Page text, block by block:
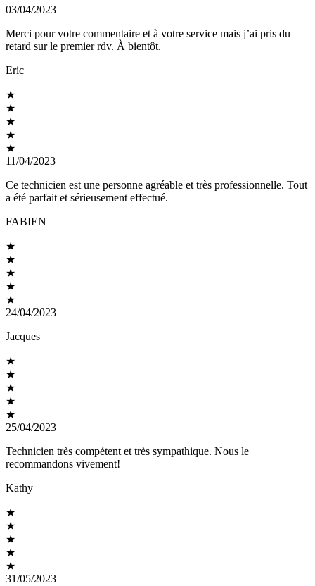
03/04/2023
Merci pour votre commentaire et à votre service mais j’ai pris du
retard sur le premier rdv. À bientôt.
Eric
★
★
★
★
★
11/04/2023
Ce technicien est une personne agréable et très professionnelle. Tout
a été parfait et sérieusement effectué.
FABIEN
★
★
★
★
★
24/04/2023
Jacques
★
★
★
★
★
25/04/2023
Technicien très compétent et très sympathique. Nous le
recommandons vivement!
Kathy
★
★
★
★
★
31/05/2023